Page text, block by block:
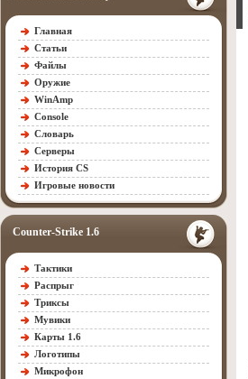
Главная
Статьи
Файлы
Оружие
WinAmp
Console
Словарь
Серверы
История CS
Игровые новости
Counter-Strike 1.6
Тактики
Распрыг
Триксы
Мувики
Карты 1.6
Логотипы
Микрофон